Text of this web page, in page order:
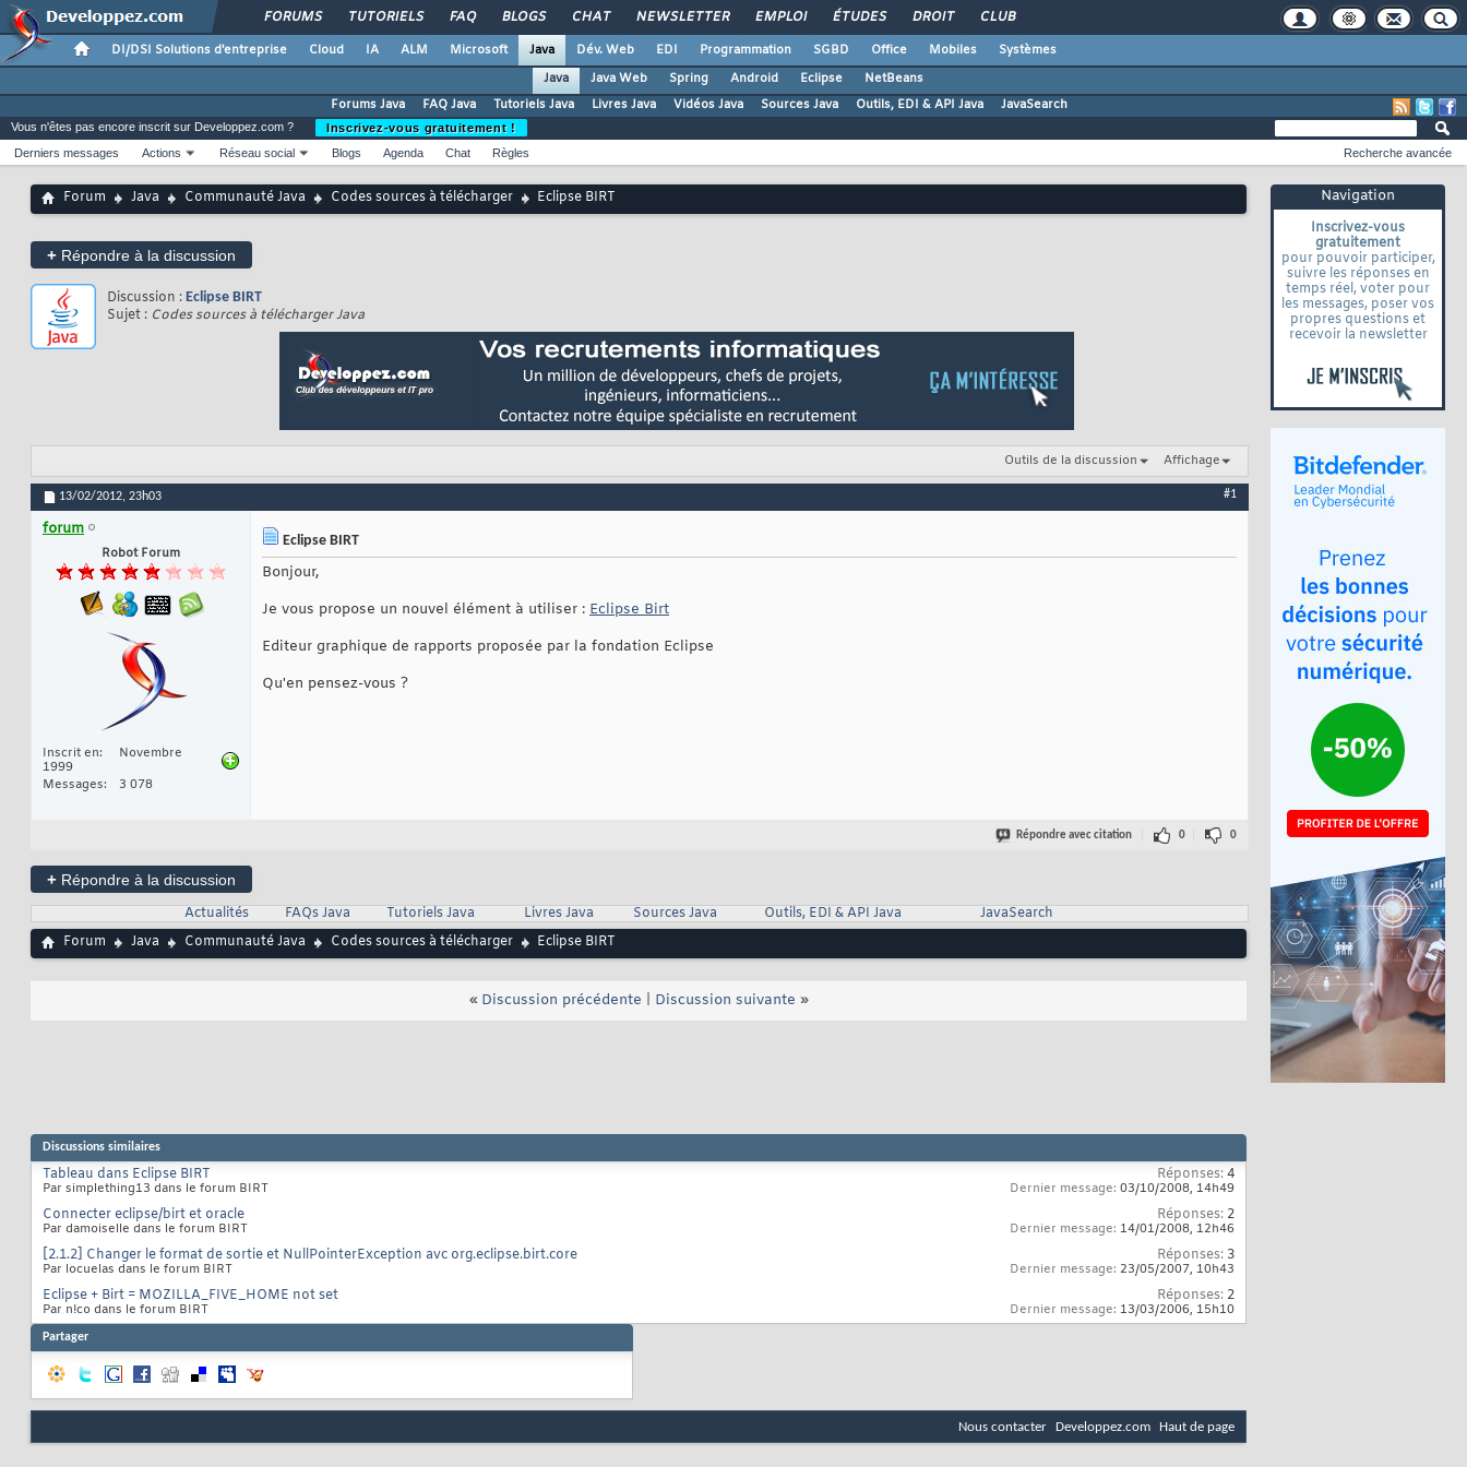
FORUMS TUTORIELS FAQ BLOGS CHAT NEWSLETTER EMPLOI ÉTUDES DROIT CLUB
DI/DSI Solutions d'entreprise Cloud IA ALM Microsoft Java Dév. Web EDI Programmation SGBD Office Mobiles
Systèmes
Java
Java Web Spring Android Eclipse
NetBeans
Forums Java
FAQ Java Tutoriels Java Livres Java Vidéos Java Sources Java Outils, EDI & API Java JavaSearch
Navigation
Inscrivez-vous
gratuitement
pour pouvoir participer,
suivre les réponses en
temps réel, voter pour
les messages, poser vos
propres questions et
recevoir la newsletter
Vous n'êtes pas encore inscrit sur Developpez.com ?
Inscrivez-vous gratuitement !
Derniers messages
Actions Réseau social Blogs Agenda Chat Règles Recherche avancée
Forum Java Communauté Java Codes sources à télécharger Eclipse BIRT
+ Répondre à la discussion
Discussion : Eclipse BIRT
Sujet : Codes sources à télécharger Java
Outils de la discussion Affichage
13/02/2012, 23h03 #1
forum
Robot Forum
Inscrit en
Novembre
1999
Messages
3 078
Eclipse BIRT
Bonjour,
Je vous propose un nouvel élément à utiliser : Eclipse Birt
Editeur graphique de rapports proposée par la fondation Eclipse
Qu'en pensez-vous ?
Répondre avec citation 0 0
+ Répondre à la discussion
Actualités
FAQs Java Tutoriels Java Livres Java Sources Java Outils, EDI & API Java
JavaSearch
Forum
Java Communauté Java Codes sources à télécharger Eclipse BIRT
« Discussion précédente Discussion suivante »
Discussions similaires
Tableau dans Eclipse BIRT
Par simplething13 dans le forum BIRT
Réponses:4
Dernier message: 03/10/2008, 14h49
Connecter eclipse/birt et oracle
Par damoiselle dans le forum BIRT
Réponses: 2
Dernier message: 14/01/2008, 12h46
[2.1.2] Changer le format de sortie et NullPointerException avc org.eclipse.birt.core
Par locuelas dans le forum BIRT
Réponses: 3
Dernier message: 23/05/2007, 10h43
Eclipse + Birt = MOZILLA_FIVE_HOME not set
Par n!co dans le forum BIRT
Réponses: 2
Dernier message: 13/03/2006, 15h10
Partager
Nous contacter Developpez.com Haut de page